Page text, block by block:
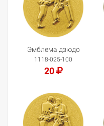
Эмблема дзюдо
1118-025-100
20
Добавить в корзину